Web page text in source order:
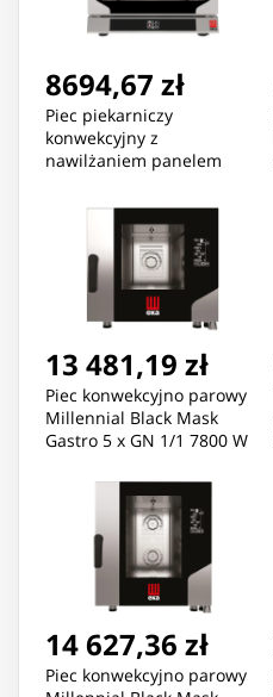
8694,67 zł
Piec piekarniczy
konwekcyjny z
nawilżaniem panelem
400 mm 400 V 6400 W
13 481,19 zł
Piec konwekcyjno parowy
Millennial Black Mask
Gastro 5 x GN 1/1 7800 W
14 627,36 zł
Piec konwekcyjno parowy